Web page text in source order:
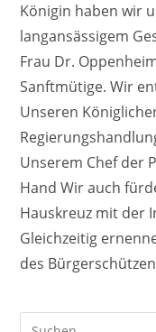
Königin haben wir
langansässigem
Frau Dr.
Sanftmütige. Wir
Unseren
Unserem Chef der
Hand Wir auch
Hauskreuz mit der
Gleichzeitig
des